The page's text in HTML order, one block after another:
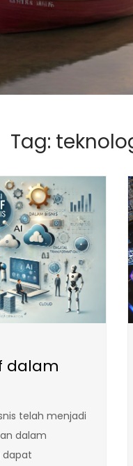
Tag:
dalam
telah menjadi
dalam
dapat